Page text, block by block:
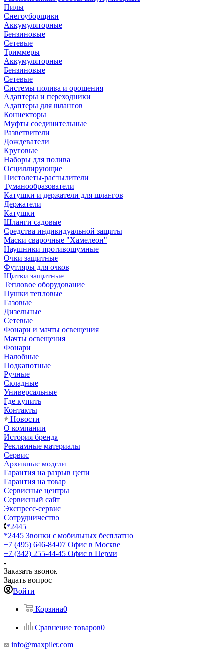
Пилы
Снегоуборщики
Аккумуляторные
Бензиновые
Сетевые
Триммеры
Аккумуляторные
Бензиновые
Сетевые
Системы полива и орошения
Адаптеры и переходники
Адаптеры для шлангов
Коннекторы
Муфты соединительные
Разветвители
Дождеватели
Круговые
Наборы для полива
Осциллирующие
Пистолеты-распылители
Туманообразователи
Катушки и держатели для шлангов
Держатели
Катушки
Шланги садовые
Средства индивидуальной защиты
Маски сварочные "Хамелеон"
Наушники противошумные
Очки защитные
Футляры для очков
Щитки защитные
Тепловое оборудование
Пушки тепловые
Газовые
Дизельные
Сетевые
Фонари и мачты освещения
Мачты освещения
Фонари
Налобные
Подкапотные
Ручные
Складные
Универсальные
Где купить
Контакты
Новости
О компании
История бренда
Рекламные материалы
Сервис
Архивные модели
Гарантия на разрыв цепи
Гарантия на товар
Сервисные центры
Сервисный сайт
Экспресс-сервис
Сотрудничество
*2445
*2445 Звонки с мобильных бесплатно
+7 (495) 646-84-07 Офис в Москве
+7 (342) 255-44-45 Офис в Перми
Заказать звонок
Задать вопрос
Войти
Корзина0
Сравнение товаров0
info@maxpiler.com